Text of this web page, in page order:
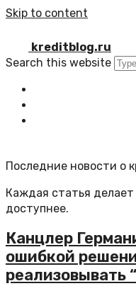
Skip to content
kreditblog.ru
Search this website
Последние новости о
Каждая статья делает
доступнее.
Канцлер
ошибкой
реализовывать